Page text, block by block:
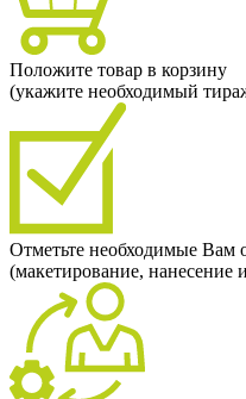
Положите товар в корзину
(укажите необходимый
Отметьте необходимые Вам
(макетирование, нанесение